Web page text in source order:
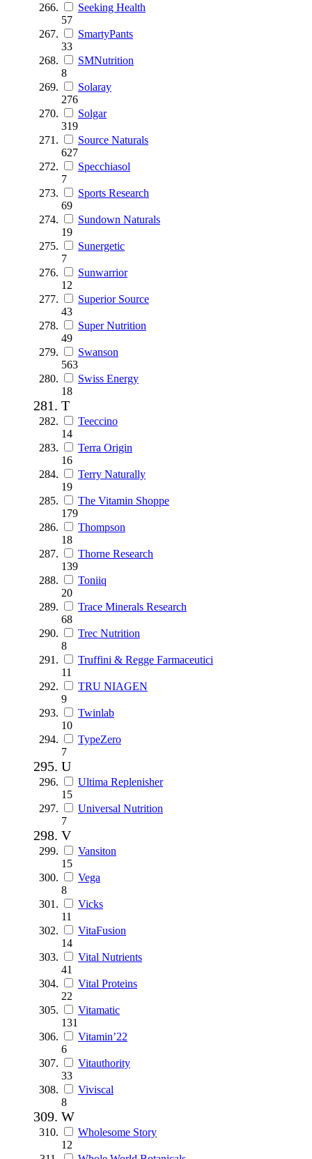
Seeking Health
57
SmartyPants
33
SMNutrition
8
Solaray
276
Solgar
319
Source Naturals
627
Specchiasol
7
Sports Research
69
Sundown Naturals
19
Sunergetic
7
Sunwarrior
12
Superior Source
43
Super Nutrition
49
Swanson
563
Swiss Energy
18
T
Teeccino
14
Terra Origin
16
Terry Naturally
19
The Vitamin Shoppe
179
Thompson
18
Thorne Research
139
Toniiq
20
Trace Minerals Research
68
Trec Nutrition
8
Truffini & Regge Farmaceutici
11
TRU NIAGEN
9
Twinlab
10
TypeZero
7
U
Ultima Replenisher
15
Universal Nutrition
7
V
Vansiton
15
Vega
8
Vicks
11
VitaFusion
14
Vital Nutrients
41
Vital Proteins
22
Vitamatic
131
Vitamin’22
6
Vitauthority
33
Viviscal
8
W
Wholesome Story
12